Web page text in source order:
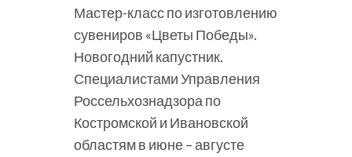
Мастер-класс по изготовлению
сувениров «Цветы Победы».
Новогодний капустник.
Специалистами Управления
Россельхознадзора по
Костромской и Ивановской
областям в июне – августе